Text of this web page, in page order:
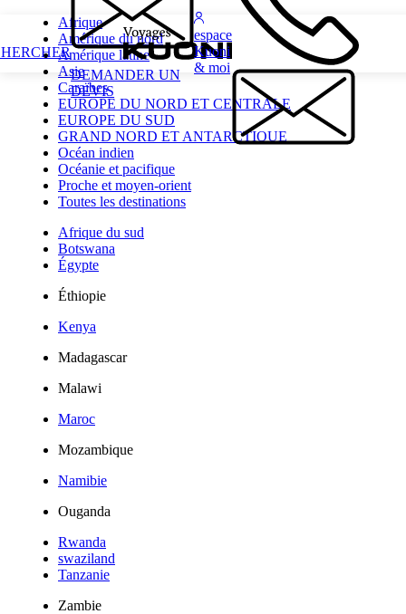
DEMANDER UN
DEVIS
espace
Kuoni
& moi
Afrique
Amérique du nord
Amérique latine
Asie
Caraïbes
EUROPE DU NORD ET CENTRALE
EUROPE DU SUD
GRAND NORD ET ANTARCTIQUE
Océan indien
Océanie et pacifique
Proche et moyen-orient
Toutes les destinations
Afrique du sud
Botswana
Égypte
Éthiopie
Kenya
Madagascar
Malawi
Maroc
Mozambique
Namibie
Ouganda
Rwanda
swaziland
Tanzanie
Zambie